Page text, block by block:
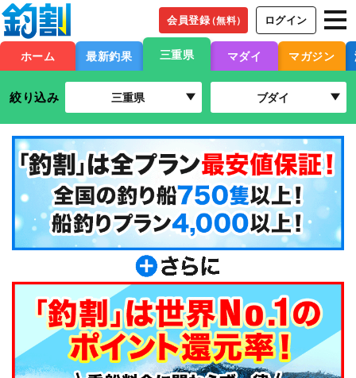
会員登録（無料） ログイン
ホーム 最新釣果 三重県 マダイ マガジン
絞り込み 三重県 ブダイ